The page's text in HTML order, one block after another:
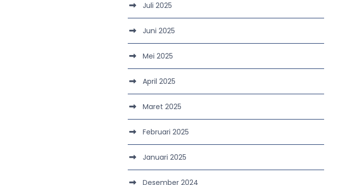
Juli 2025
Juni 2025
Mei 2025
April 2025
Maret 2025
Februari 2025
Januari 2025
Desember 2024